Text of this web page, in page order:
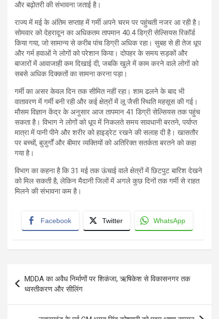
और बढ़ोतरी की संभावना जताई है।
राज्य में मई के अंतिम सप्ताह में गर्मी अपने चरम पर पहुंचती नजर आ रही है।
सोमवार को देहरादून का अधिकतम तापमान 40.4 डिग्री सेल्सियस रिकॉर्ड
किया गया, जो सामान्य से करीब पांच डिग्री अधिक रहा। सुबह से ही तेज धूप
और गर्म हवाओं ने लोगों को परेशान किया। दोपहर के समय सड़कों और
बाजारों में आवाजाही कम दिखाई दी, जबकि खुले में काम करने वाले लोगों को
सबसे अधिक दिक्कतों का सामना करना पड़ा।
गर्मी का असर केवल दिन तक सीमित नहीं रहा। शाम ढलने के बाद भी
वातावरण में गर्मी बनी रही और कई क्षेत्रों में लू जैसी स्थिति महसूस की गई।
मौसम विज्ञान केंद्र के अनुसार आज तापमान 41 डिग्री सेल्सियस तक पहुंच
सकता है। विभाग ने लोगों को धूप में निकलते समय सावधानी बरतने, पर्याप्त
मात्रा में पानी पीने और शरीर को हाइड्रेट रखने की सलाह दी है। खासतौर
पर बच्चों, बुजुर्गों और बीमार व्यक्तियों को अतिरिक्त सतर्कता बरतने को कहा
गया है।
विभाग का कहना है कि 31 मई तक ऊंचाई वाले क्षेत्रों में छिटपुट बारिश देखने
को मिल सकती है, लेकिन मैदानी जिलों में अगले कुछ दिनों तक गर्मी से राहत
मिलने की संभावना कम है।
Facebook Twitter WhatsApp
navigation
MDDA का अवैध निर्माणों पर शिकंजा, ऋषिकेश से विकासनगर तक
ध्वस्तीकरण और सीलिंग